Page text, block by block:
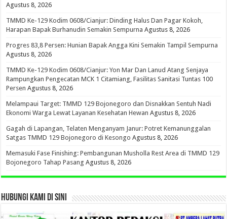
Agustus 8, 2026
TMMD Ke-129 Kodim 0608/Cianjur: Dinding Halus Dan Pagar Kokoh,
Harapan Bapak Burhanudin Semakin Sempurna Agustus 8, 2026
Progres 83,8 Persen: Hunian Bapak Angga Kini Semakin Tampil Sempurna
Agustus 8, 2026
TMMD Ke-129 Kodim 0608/Cianjur: Yon Mar Dan Lanud Atang Senjaya
Rampungkan Pengecatan MCK 1 Citamiang, Fasilitas Sanitasi Tuntas 100
Persen Agustus 8, 2026
Melampaui Target: TMMD 129 Bojonegoro dan Disnakkan Sentuh Nadi
Ekonomi Warga Lewat Layanan Kesehatan Hewan Agustus 8, 2026
Gagah di Lapangan, Telaten Menganyam Janur: Potret Kemanunggalan
Satgas TMMD 129 Bojonegoro di Kesongo Agustus 8, 2026
Memasuki Fase Finishing: Pembangunan Musholla Rest Area di TMMD 129
Bojonegoro Tahap Pasang Agustus 8, 2026
HUBUNGI KAMI DI SINI